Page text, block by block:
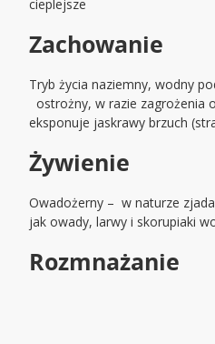
cieplejsze
Zachowanie
Tryb życia naziemny, wodny
ostrożny, w razie zagrożenia
eksponuje jaskrawy brzuch
Żywienie
Owadożerny – w naturze
jak owady, larwy i skorupiaki
Rozmnażanie